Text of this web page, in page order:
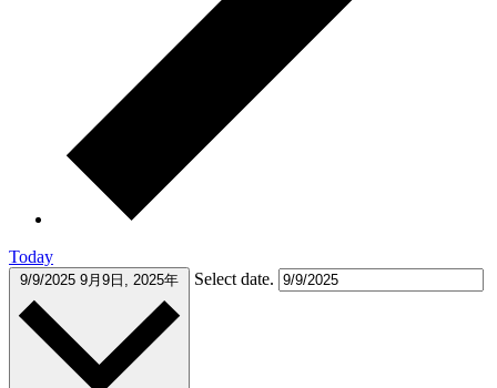
Today
9/9/2025 9月9日, 2025年 Select date.